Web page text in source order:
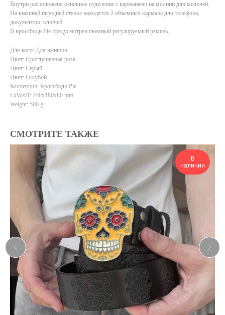
Внутри расположено основное отделение с карманами на молнии для мелочей.
На внешней передней стенке находятся 2 объемных кармана для телефона,
документов, ключей.
В кроссбоди Pie предусмотрен съемный регулируемый ремень.
Для кого: Для женщин
Цвет: Приглушенная роза
Цвет: Серый
Цвет: Голубой
Коллекция: Кроссбоди Pie
LxWxH: 250x180x80 mm
Weight: 500 g
СМОТРИТЕ ТАКЖЕ
В
наличии